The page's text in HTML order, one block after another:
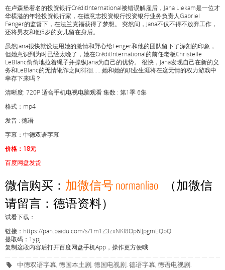
在卢森堡着名的投资银行CréditInternational被错误解雇后，Jana Liekam是一位才
华横溢的年轻投资银行家，在德意志投资银行投资银行业务负责人Gabriel
Fenger的监督下，在法兰克福获得了梦想。 突然间，Jana不仅不得不放弃工作，
还将男友和他5岁的女儿留在身后。
虽然Jana很快就设法用她的激情和野心给Fenger和他的团队留下了深刻的印象，
但她意识到为时已经太晚了，她在CréditInternational的前任老板Christelle
LeBlanc偷偷地拉着绳子并操纵Jana为自己的优势。 很快，Jana发现自己在新的义
务和LeBlanc的无情讹诈之间徘徊……她和她的职业生涯将在这无情的权力游戏中
幸存下来吗？
清晰度: 720P 适合手机电视电脑观看 集数 : 第1季 6集
格式：mp4
发音 : 德语
字幕：中德双语字幕
价格：18元
百度网盘发货
微信购买： 加微信号 normanliao
（加微信
请留言：德语资料）
试看下载：
链接：https://pan.baidu.com/s/1m1Z3zxNKl8Op6lJpgmEQpQ
提取码：1ypj
复制这段内容后打开百度网盘手机App，操作更方便哦
中德双语字幕,德国本土剧,德国电视剧,德语字幕,德语电视剧.